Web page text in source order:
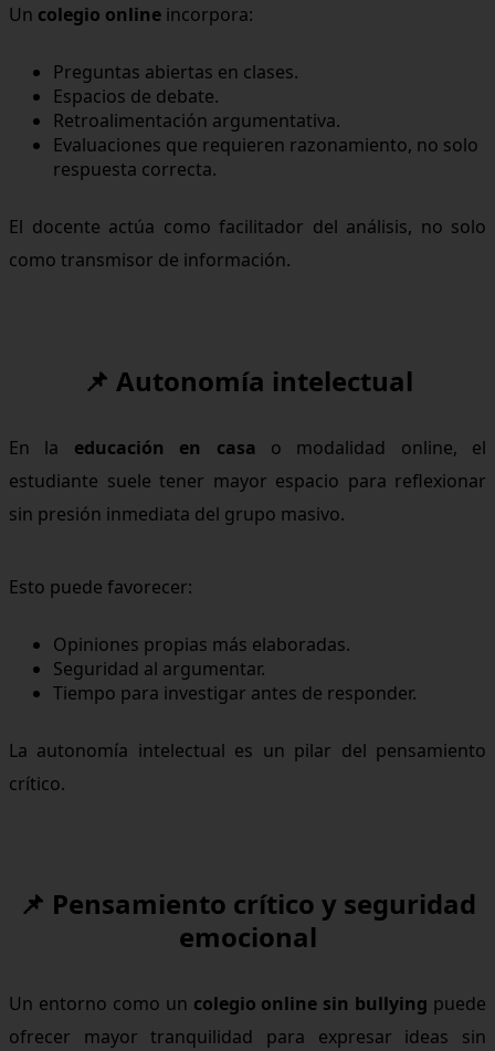
Un colegio online incorpora:
Preguntas abiertas en clases.
Espacios de debate.
Retroalimentación argumentativa.
Evaluaciones que requieren razonamiento, no solo
respuesta correcta.
El docente actúa como facilitador del análisis, no solo
como transmisor de información.
📌 Autonomía intelectual
En la educación en casa o modalidad online, el
estudiante suele tener mayor espacio para reflexionar
sin presión inmediata del grupo masivo.
Esto puede favorecer:
Opiniones propias más elaboradas.
Seguridad al argumentar.
Tiempo para investigar antes de responder.
La autonomía intelectual es un pilar del pensamiento
crítico.
📌 Pensamiento crítico y seguridad
emocional
Un entorno como un colegio online sin bullying puede
ofrecer mayor tranquilidad para expresar ideas sin